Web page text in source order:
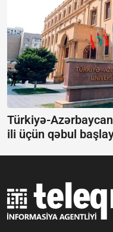
Türkiyə-
ili üçün qəbul